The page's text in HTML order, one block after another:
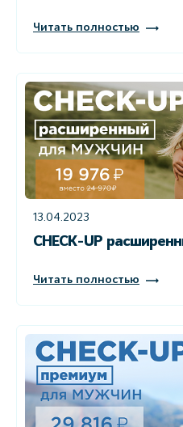
Читать полностью
13.04.2023
CHECK-UP
Читать полностью